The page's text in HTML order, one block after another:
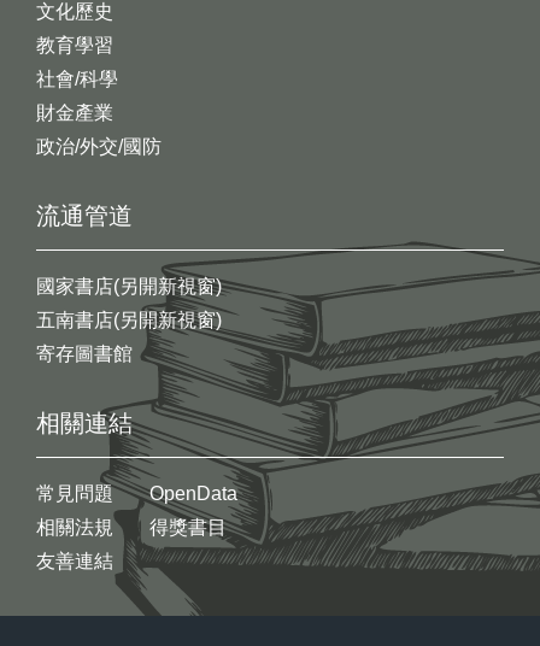
文化歷史
教育學習
社會/科學
財金產業
政治/外交/國防
流通管道
國家書店(另開新視窗)
五南書店(另開新視窗)
寄存圖書館
相關連結
常見問題
相關法規
友善連結
OpenData
得獎書目